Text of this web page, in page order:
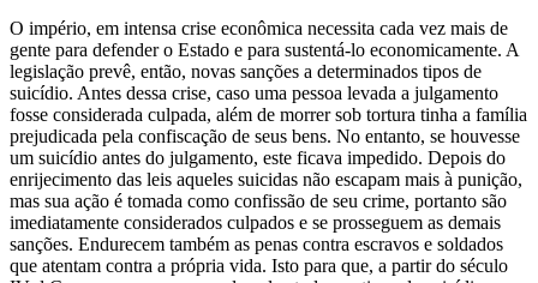
O império, em intensa crise econômica necessita cada vez mais de
gente para defender o Estado e para sustentá-lo economicamente. A
legislação prevê, então, novas sanções a determinados tipos de
suicídio. Antes dessa crise, caso uma pessoa levada a julgamento
fosse considerada culpada, além de morrer sob tortura tinha a família
prejudicada pela confiscação de seus bens. No entanto, se houvesse
um suicídio antes do julgamento, este ficava impedido. Depois do
enrijecimento das leis aqueles suicidas não escapam mais à punição,
mas sua ação é tomada como confissão de seu crime, portanto são
imediatamente considerados culpados e se prosseguem as demais
sanções. Endurecem também as penas contra escravos e soldados
que atentam contra a própria vida. Isto para que, a partir do século